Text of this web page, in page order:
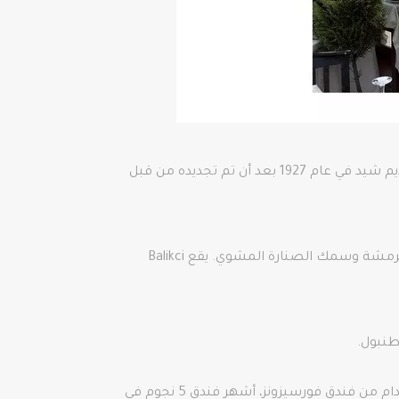
مطعم Balikci Sabahattin للمأكولات البحرية هو عمل عائلي قديم. مع انتشار شهرة المطعم، انتقل المطعم إلى مبنى قديم شيد في عام 1927 بعد أن تم تجديده من قبل
Balikci Sabahattin هو خبير في المقبلات التركية وفي قائمته الخاصة، يمكنك تناول بيلاف بلح البحر والكوسة المقلية المقرمشة وسمك الصنارة المشوي. يقع Balikci
يوصي Lonely Planet أيضًا بمطعم المأكولات البحرية هذا. يقع فندق صباح الدين على بعد بضع دقائق فقط سيرًا على الأقدام من فندق فورسيزونز، أشهر فندق 5 نجوم في